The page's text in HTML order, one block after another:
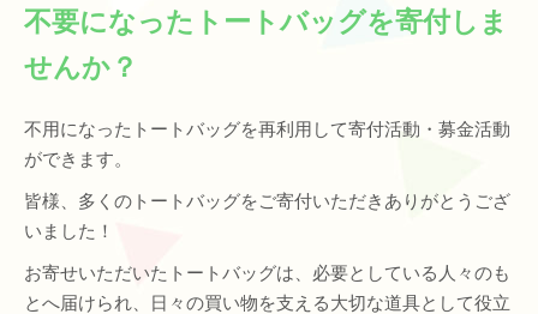
不要になったトートバッグを寄付しま
せんか？
不用になったトートバッグを再利用して寄付活動・募金活動
ができます。
皆様、多くのトートバッグをご寄付いただきありがとうござ
いました！
お寄せいただいたトートバッグは、必要としている人々のも
とへ届けられ、日々の買い物を支える大切な道具として役立